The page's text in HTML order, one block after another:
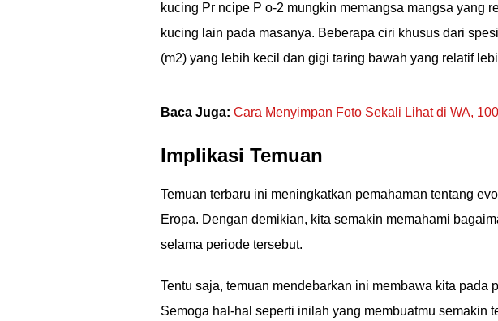
kucing Pr ncipe P o-2 mungkin memangsa mangsa yang
kucing lain pada masanya. Beberapa ciri khusus dari
(m2) yang lebih kecil dan gigi taring bawah yang relatif
Baca Juga: Cara Menyimpan Foto Sekali Lihat di WA,
Implikasi Temuan
Temuan terbaru ini meningkatkan pemahaman tentang
Eropa. Dengan demikian, kita semakin memahami
selama periode tersebut.
Tentu saja, temuan mendebarkan ini membawa kita pada
Semoga hal-hal seperti inilah yang membuatmu semakin